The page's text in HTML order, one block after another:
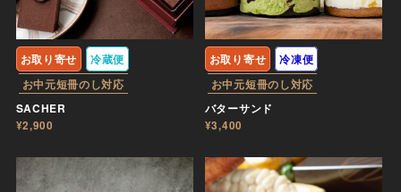
お取り寄せ
冷蔵便
お中元短冊のし対応
SACHER
¥2,900
お取り寄せ
冷凍便
お中元短冊のし対応
バターサンド
¥3,400